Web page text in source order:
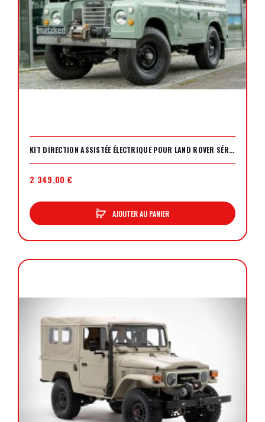
KIT DIRECTION ASSISTÉE ÉLECTRIQUE POUR LAND ROVER SÉRIE 3
2 349,00 €
AJOUTER AU PANIER